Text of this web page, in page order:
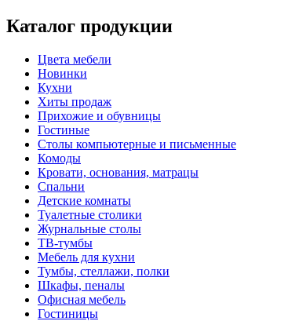
Каталог продукции
Цвета мебели
Новинки
Кухни
Хиты продаж
Прихожие и обувницы
Гостиные
Столы компьютерные и письменные
Комоды
Кровати, основания, матрацы
Спальни
Детские комнаты
Туалетные столики
Журнальные столы
ТВ-тумбы
Мебель для кухни
Тумбы, стеллажи, полки
Шкафы, пеналы
Офисная мебель
Гостиницы